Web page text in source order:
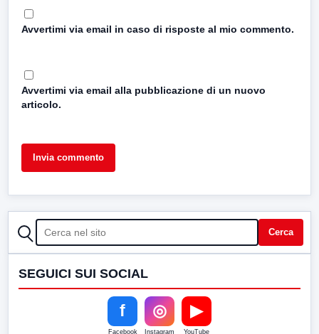
Avvertimi via email in caso di risposte al mio commento.
Avvertimi via email alla pubblicazione di un nuovo
articolo.
CERCA Cerca
SEGUICI SUI SOCIAL
f
Facebook
◎
Instagram
▶
YouTube